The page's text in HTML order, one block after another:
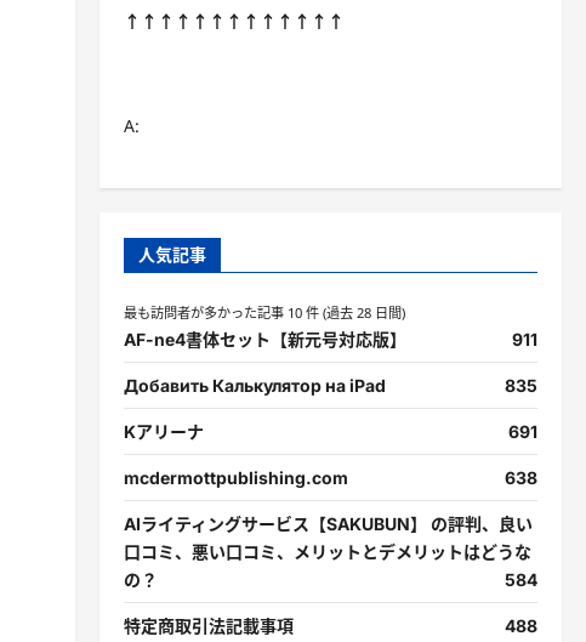
↑↑↑↑↑↑↑↑↑↑↑↑↑
A:
人気記事
最も訪問者が多かった記事 10 件 (過去 28 日間)
AF-ne4書体セット【新元号対応版】 911
Добавить Калькулятор на iPad 835
Kアリーナ 691
mcdermottpublishing.com 638
AIライティングサービス【SAKUBUN】 の評判、良い
口コミ、悪い口コミ、メリットとデメリットはどうな
の？
584
特定商取引法記載事項 488